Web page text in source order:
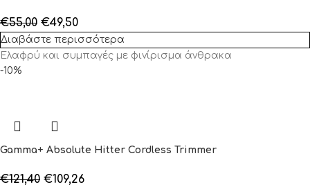
€55,00 €49,50
Διαβάστε περισσότερα
Ελαφρύ και συμπαγές με φινίρισμα άνθρακα
-10%
Gamma+ Absolute Hitter Cordless Trimmer
€121,40 €109,26